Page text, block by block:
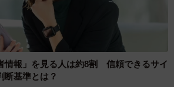
情報」を見る人は約8割 信頼できるサイ
断基準とは？